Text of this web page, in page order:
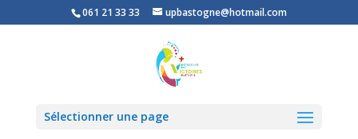
061 21 33 33 upbastogne@hotmail.com
Sélectionner une page